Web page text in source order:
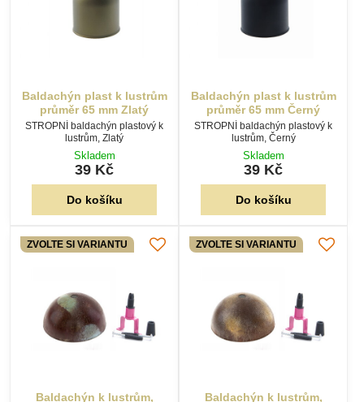
Baldachýn plast k lustrům
průměr 65 mm Zlatý
STROPNÍ baldachýn plastový k
lustrům, Zlatý
Skladem
39 Kč
Do košíku
Baldachýn plast k lustrům
průměr 65 mm Černý
STROPNÍ baldachýn plastový k
lustrům, Černý
Skladem
39 Kč
Do košíku
ZVOLTE SI VARIANTU
Baldachýn k lustrům,
ZVOLTE SI VARIANTU
Baldachýn k lustrům,